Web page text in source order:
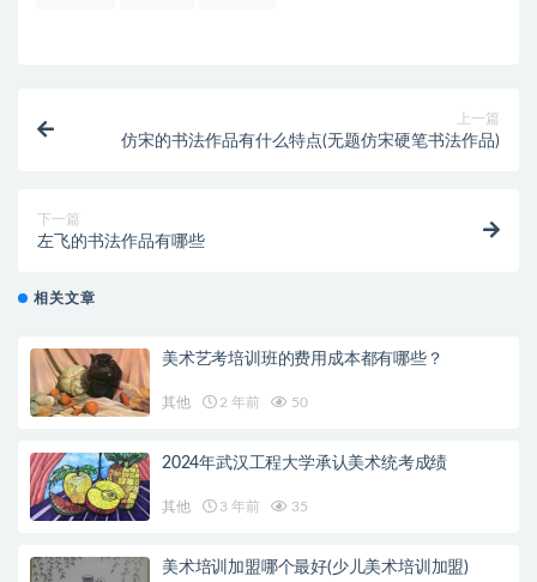
上一篇
仿宋的书法作品有什么特点(无题仿宋硬笔书法作品)
下一篇
左飞的书法作品有哪些
相关文章
美术艺考培训班的费用成本都有哪些？
其他 2 年前 50
2024年武汉工程大学承认美术统考成绩
其他 3 年前 35
美术培训加盟哪个最好(少儿美术培训加盟)